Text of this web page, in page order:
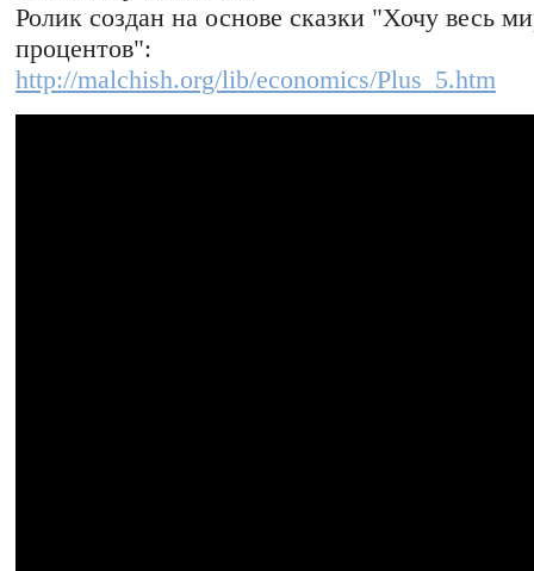
Ролик создан на основе сказки "Хочу весь
процентов":
http://malchish.org/lib/economics/Plus_5.htm